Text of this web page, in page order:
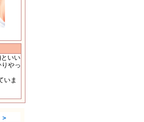
いい
やっ
いま
＞